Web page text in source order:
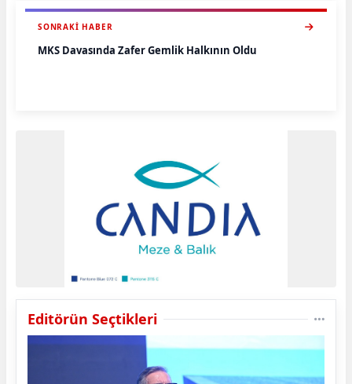
SONRAKI HABER
MKS Davasında Zafer Gemlik Halkının Oldu
Editörün Seçtikleri